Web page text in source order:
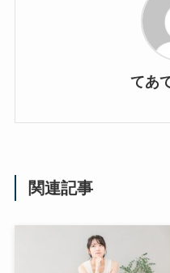
てあ
関連記事